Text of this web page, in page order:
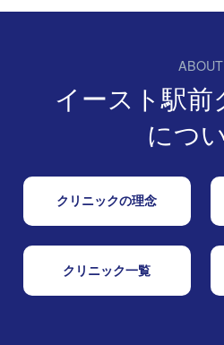
ABOUT
イースト駅前
につ
クリニックの理念
クリニック一覧